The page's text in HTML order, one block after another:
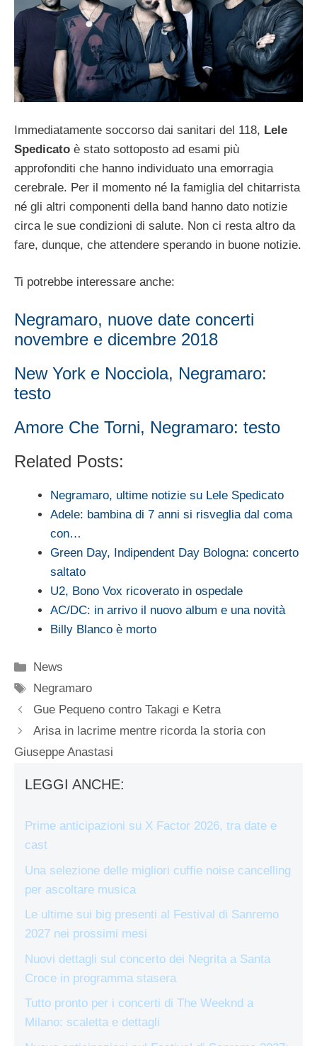
Immediatamente soccorso dai sanitari del 118, Lele
Spedicato è stato sottoposto ad esami più
approfonditi che hanno individuato una emorragia
cerebrale. Per il momento né la famiglia del chitarrista
né gli altri componenti della band hanno dato notizie
circa le sue condizioni di salute. Non ci resta altro da
fare, dunque, che attendere sperando in buone notizie.
Ti potrebbe interessare anche:
Negramaro, nuove date concerti
novembre e dicembre 2018
New York e Nocciola, Negramaro:
testo
Amore Che Torni, Negramaro: testo
Related Posts:
Negramaro, ultime notizie su Lele Spedicato
Adele: bambina di 7 anni si risveglia dal coma
con…
Green Day, Indipendent Day Bologna: concerto
saltato
U2, Bono Vox ricoverato in ospedale
AC/DC: in arrivo il nuovo album e una novità
Billy Blanco è morto
Categorie
News
Tag
Negramaro
Gue Pequeno contro Takagi e Ketra
Arisa in lacrime mentre ricorda la storia con
Giuseppe Anastasi
LEGGI ANCHE:
Prime anticipazioni su X Factor 2026, tra date e
cast
Una selezione delle migliori cuffie noise cancelling
per ascoltare musica
Le ultime sui big presenti al Festival di Sanremo
2027 nei prossimi mesi
Nuovi dettagli sul concerto dei Negrita a Santa
Croce in programma stasera
Tutto pronto per i concerti di The Weeknd a
Milano: scaletta e dettagli